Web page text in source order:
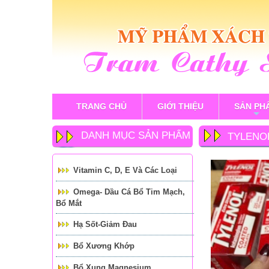
TRANG CHỦ GIỚI THIỆU
+
SẢN
DANH MỤC SẢN PHẨM
Vitamin C, D, E Và Các Loại
Omega- Dầu Cá Bổ Tim Mạch,
Bổ Mắt
Hạ Sốt-Giảm Đau
Bổ Xương Khớp